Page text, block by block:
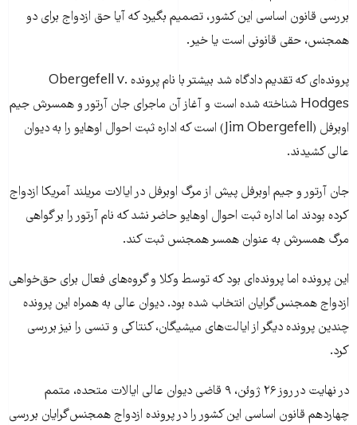
بررسی قانون اساسی این کشور، تصمیم بگیرد که آیا حق ازدواج برای دو
همجنس، حقی قانونی است یا خیر.
پرونده‌ای که تقدیم دادگاه شد بیشتر با نام پرونده Obergefell v.
Hodges شناخته شده است و آغاز آن ماجرای جان آرتور و همسرش جیم
اوبرفل (Jim Obergefell) است که اداره ثبت‌ احوال اوهایو را به دیوان
عالی کشیدند.
جان آرتور و جیم اوبرفل پیش از مرگ اوبرفل در ایالات مریلند آمریکا ازدواج
کرده بودند اما اداره ثبت‌ احوال اوهایو حاضر نشد که نام آرتور را بر گواهی
مرگ همسرش به عنوان همسر همجنس ثبت کند.
این پرونده اما پرونده‌ای بود که توسط وکلا و گروه‌های فعال برای حق‌خواهی
ازدواج همجنس‌گرایان انتخاب شده بود. دیوان عالی به همراه این پرونده
چندین پرونده دیگر از ایالت‌های میشیگان، کنتاکی و تنسی را نیز بررسی
کرد.
در نهایت در روز ۲۶ ژوئن، ۹ قاضی دیوان عالی ایالات متحده، متمم
چهاردهم قانون اساسی این کشور را در پرونده ازدواج همجنس‌گرایان بررسی